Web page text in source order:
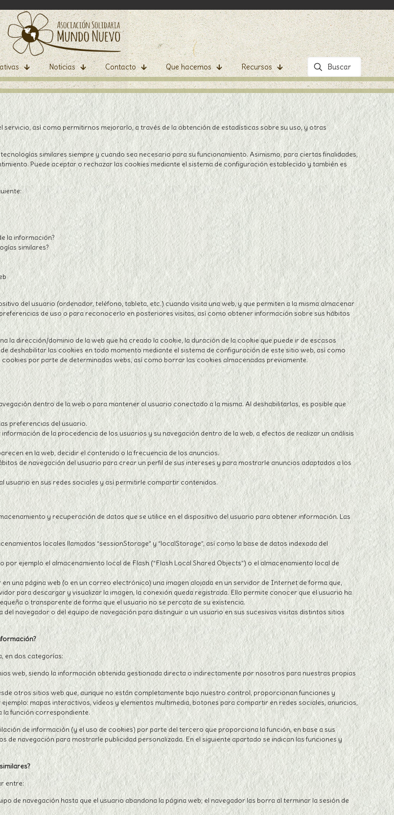
Noticias Contacto Que hacemos Recursos
así como permitirnos mejorarlo, a través de la obtención de estadísticas sobre su uso, y otras
similares siempre y cuando sea necesario para su funcionamiento. Asimismo, para ciertas finalidades,
Puede aceptar o rechazar las cookies mediante el sistema de configuración establecido y también es
la información?
similares?
del usuario (ordenador, teléfono, tableta, etc.) cuando visita una web, y que permiten a la misma almacenar
de uso o para reconocerlo en posteriores visitas, así como obtener información sobre sus hábitos
la dirección/dominio de la web que ha creado la cookie, la duración de la cookie que puede ir de escasos
deshabilitar las cookies en todo momento mediante el sistema de configuración de este sitio web, así como
por parte de determinadas webs, así como borrar las cookies almacenadas previamente.
dentro de la web o para mantener al usuario conectado a la misma. Al deshabilitarlas, es posible que
preferencias del usuario.
de la procedencia de los usuarios y su navegación dentro de la web, a efectos de realizar un análisis
en la web, decidir el contenido o la frecuencia de los anuncios.
de navegación del usuario para crear un perfil de sus intereses y para mostrarle anuncios adaptados a los
usuario en sus redes sociales y así permitirle compartir contenidos.
y recuperación de datos que se utilice en el dispositivo del usuario para obtener información. Las
locales llamados “sessionStorage” y “localStorage”, así como la base de datos indexada del
ejemplo el almacenamiento local de Flash (“Flash Local Shared Objects”) o el almacenamiento local de
una página web (o en un correo electrónico) una imagen alojada en un servidor de Internet de forma que,
para descargar y visualizar la imagen, la conexión queda registrada. Ello permite conocer que el usuario ha
o transparente de forma que el usuario no se percata de su existencia.
navegador o del equipo de navegación para distinguir a un usuario en sus sucesivas visitas distintos sitios
en dos categorías:
web, siendo la información obtenida gestionada directa o indirectamente por nosotros para nuestras propias
otros sitios web que, aunque no están completamente bajo nuestro control, proporcionan funciones y
mapas interactivos, vídeos y elementos multimedia, botones para compartir en redes sociales, anuncios,
función correspondiente.
de información (y el uso de cookies) por parte del tercero que proporciona la función, en base a sus
navegación para mostrarle publicidad personalizada. En el siguiente apartado se indican las funciones y
entre:
de navegación hasta que el usuario abandona la página web; el navegador las borra al terminar la sesión de